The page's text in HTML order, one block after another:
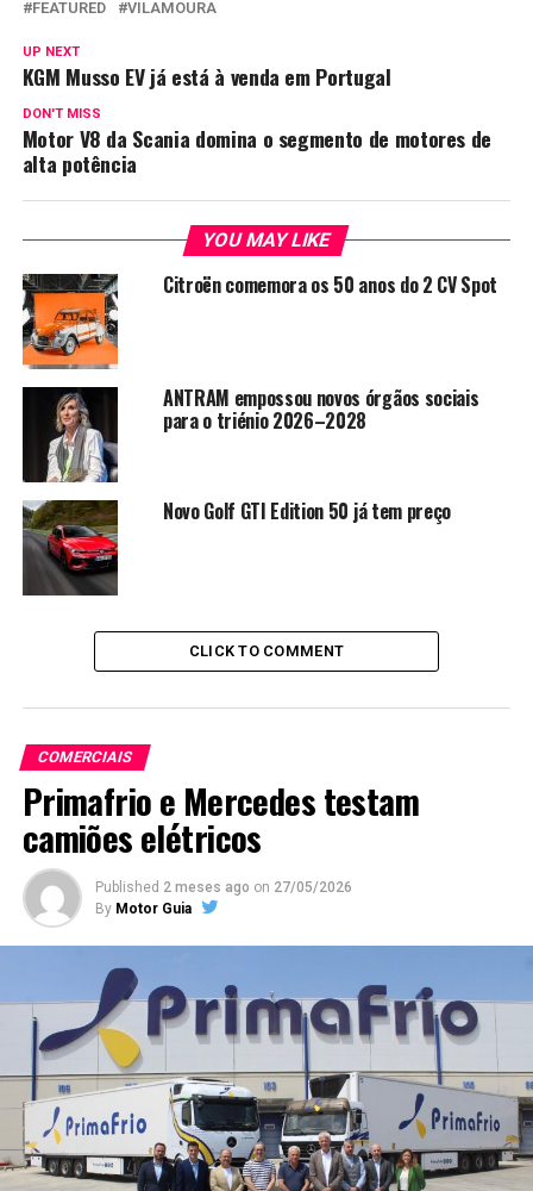
FEATURED VILAMOURA
UP NEXT
KGM Musso EV já está à venda em Portugal
DON'T MISS
Motor V8 da Scania domina o segmento de motores de
alta potência
YOU MAY LIKE
Citroën comemora os 50 anos do 2 CV Spot
ANTRAM empossou novos órgãos sociais
para o triénio 2026–2028
Novo Golf GTI Edition 50 já tem preço
CLICK TO COMMENT
COMERCIAIS
Primafrio e Mercedes testam
camiões elétricos
Published 2 meses ago on 27/05/2026
By Motor Guia